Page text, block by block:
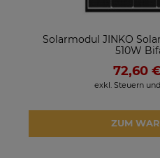
Solarmodul JINKO
510W
72,60
exkl. Steuern
ZUM